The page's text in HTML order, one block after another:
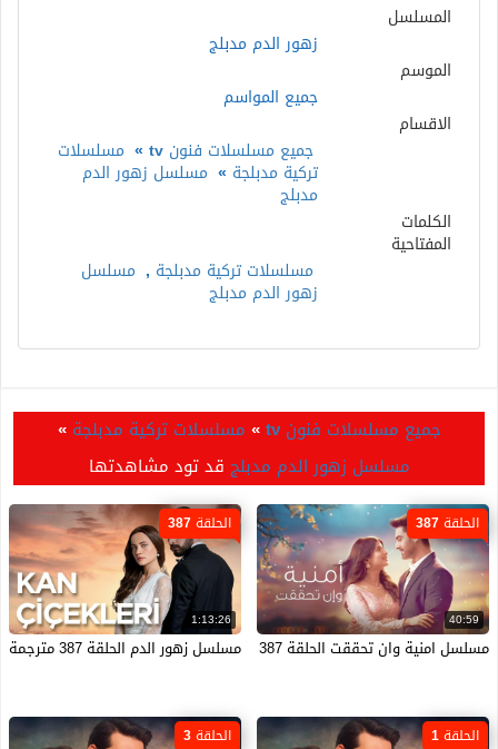
المسلسل
زهور الدم مدبلج
الموسم
جميع المواسم
الاقسام
جميع مسلسلات فنون tv
» مسلسلات
تركية مدبلجة » مسلسل زهور الدم
مدبلج
الكلمات
المفتاحية
مسلسلات تركية مدبلجة , مسلسل
زهور الدم مدبلج
جميع مسلسلات فنون tv » مسلسلات تركية مدبلجة »
مسلسل زهور الدم مدبلج قد تود مشاهدتها
40:59
الحلقة 387
مسلسل امنية وان تحققت الحلقة 387 مدبلجة HD
1:13:26
الحلقة 387
مسلسل زهور الدم الحلقة 387 مترجمة موقع ماي سيما
الحلقة 1 الحلقة 3